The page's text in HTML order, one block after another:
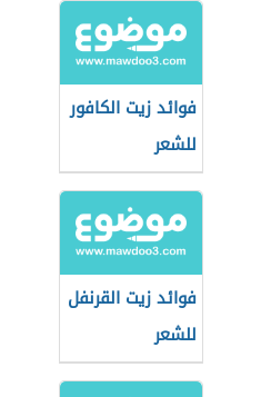
فوائد زيت الكافور
للشعر
فوائد زيت القرنفل
للشعر